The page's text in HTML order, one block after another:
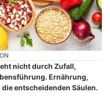
nicht durch Zufall,
Ernährung,
entscheidenden Säulen.